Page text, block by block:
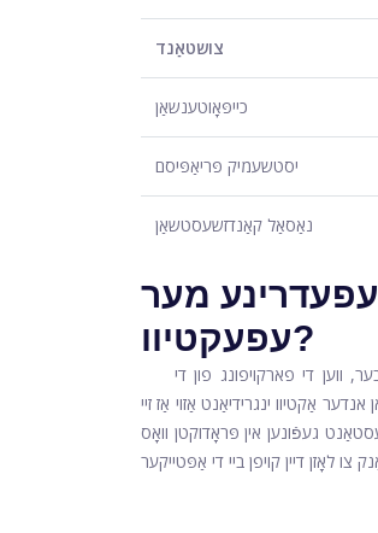
צושטאַנד
כייפּאָוטענשאַן
יסטשעמיק פּריאַפּיסם
נאַסאַל קאַנדזשעסטשאַן
מער
עפעקטיוו?
ווען די פארקויפונג פון די
אַקטיוו ינגרידיאַנט אַזוי אַז זיי
געפֿונען אין פּראָדוקטן וואָס